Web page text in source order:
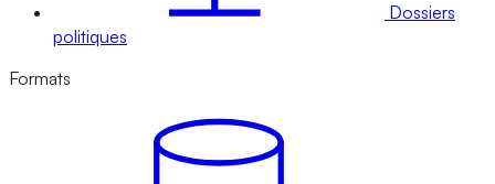
Dossiers
politiques
Formats